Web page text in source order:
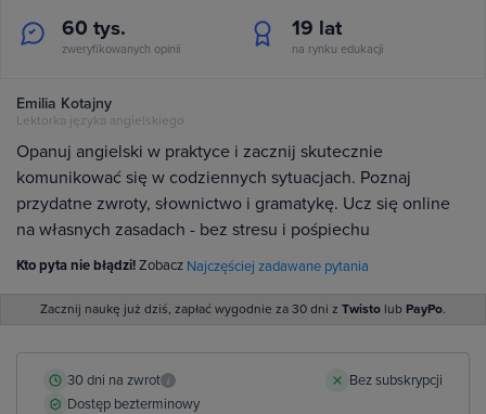
60 tys.
zweryfikowanych opinii
19 lat
na rynku edukacji
Emilia Kotajny
Lektorka języka angielskiego
Opanuj angielski w praktyce i zacznij skutecznie
komunikować się w codziennych sytuacjach. Poznaj
przydatne zwroty, słownictwo i gramatykę. Ucz się online
na własnych zasadach - bez stresu i pośpiechu
Kto pyta nie błądzi!Zobacz Najczęściej zadawane pytania
Zacznij naukę już dziś, zapłać wygodnie za 30 dni z Twisto lub PayPo.
30 dni na zwrot i
Bez subskrypcji
Dostęp bezterminowy